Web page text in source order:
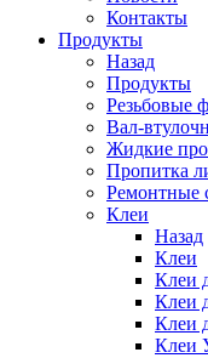
Контакты
Продукты
Назад
Продукты
Резьбовые
Вал-
Жидкие
Пропитка
Ремонтные
Клеи
Назад
Клеи
Клеи
Клеи
Клеи
Клеи